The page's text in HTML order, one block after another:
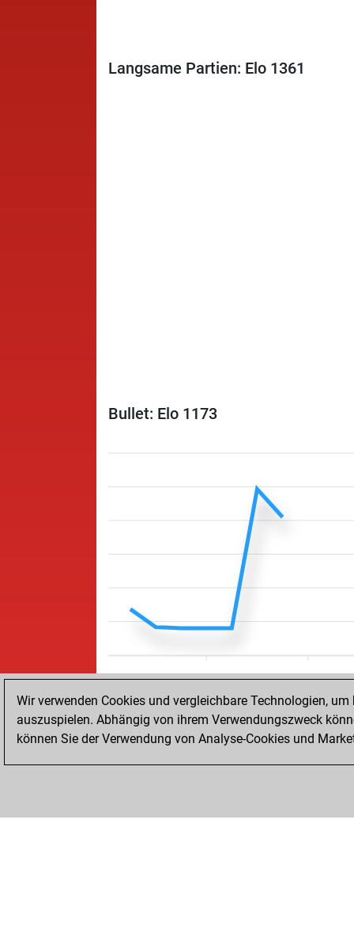
Langsame Partien: Elo 1361
Bullet: Elo 1173
Wir verwenden Cookies und vergleichbare Technologien,
auszuspielen. Abhängig von ihrem Verwendungszweck
können Sie der Verwendung von Analyse-Cookies und